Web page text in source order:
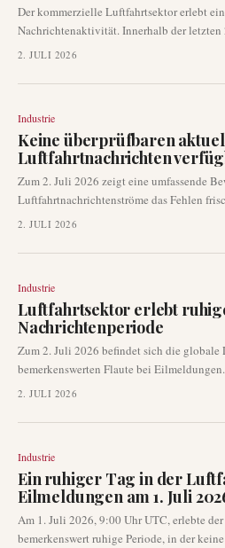
Der kommerzielle Luftfahrtsektor erlebt
Nachrichtenaktivität. Innerhalb der letzten
signifikanten Entwicklungen bezüglich
Schlagzeile der letzten Zeit betraf ein
2. JULI 2026
Industrie
Keine überprüfbaren
Luftfahrtnachrichten
Zum 2. Juli 2026 zeigt eine umfassende
Luftfahrtnachrichtenströme das Fehlen
kommerzieller Luftfahrtgeschichten, die
neue Flugrouten, Flugzeugbestellungen
und geopolitische Ereignisse oder bereits
2. JULI 2026
Industrie
Luftfahrtsektor erlebt
Nachrichtenperiode
Zum 2. Juli 2026 befindet sich die
bemerkenswerten Flaute bei
keine überprüfbaren neuen Entwicklungen
Diese Periode minimaler signifikanter
2. JULI 2026
Industrie
Ein ruhiger Tag in der
Eilmeldungen am 1. Juli
Am 1. Juli 2026, 9:00 Uhr UTC, erlebte
bemerkenswert ruhige Periode, in der